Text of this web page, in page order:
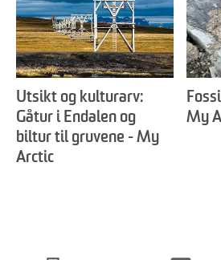
Utsikt og kulturarv:
Gåtur i Endalen og
biltur til gruvene - My
Arctic
My